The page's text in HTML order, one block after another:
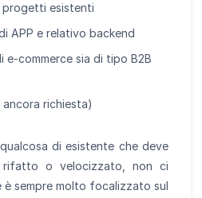
esistenti
APP e relativo backend
e-commerce sia di tipo B2B
richiesta)
di esistente che deve
rifatto o velocizzato, non ci
è sempre molto focalizzato sul